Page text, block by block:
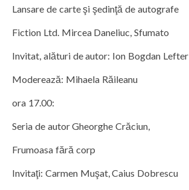
Lansare de carte şi şedinţă de autografe
Fiction Ltd. Mircea Daneliuc, Sfumato
Invitat, alături de autor: Ion Bogdan Lefter
Moderează: Mihaela Răileanu
ora 17.00:
Seria de autor Gheorghe Crăciun,
Frumoasa fără corp
Invitaţi: Carmen Muşat, Caius Dobrescu